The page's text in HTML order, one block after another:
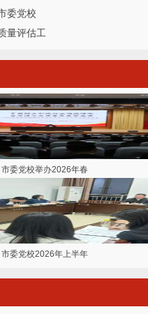
委党校
量评估工
市委党校举办2026年春
市委党校2026年上半年